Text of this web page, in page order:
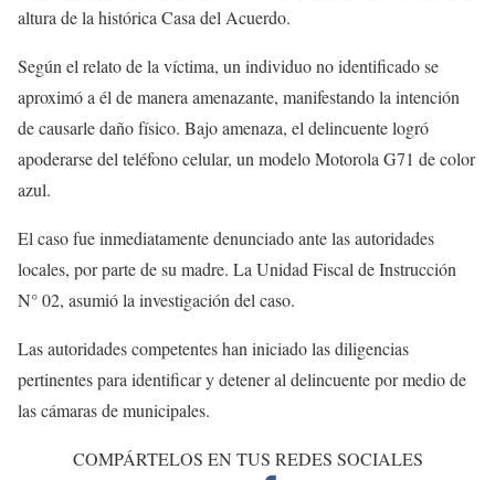
altura de la histórica Casa del Acuerdo.
Según el relato de la víctima, un individuo no identificado se
aproximó a él de manera amenazante, manifestando la intención
de causarle daño físico. Bajo amenaza, el delincuente logró
apoderarse del teléfono celular, un modelo Motorola G71 de color
azul.
El caso fue inmediatamente denunciado ante las autoridades
locales, por parte de su madre. La Unidad Fiscal de Instrucción
N° 02, asumió la investigación del caso.
Las autoridades competentes han iniciado las diligencias
pertinentes para identificar y detener al delincuente por medio de
las cámaras de municipales.
COMPÁRTELOS EN TUS REDES SOCIALES